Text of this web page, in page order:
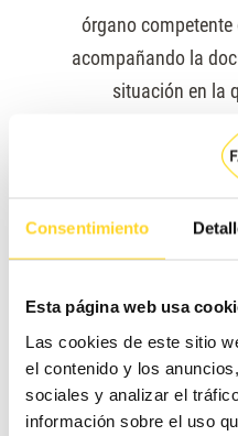
Consentimiento
Esta página web usa
Las cookies de este sitio
el contenido y los
sociales y analizar el
información sobre el uso
órgano
acompañando la
situación en la
por otra
¿Se permite la
servicio de
ascensores
De acuerdo con el artículo
conservadora podrá